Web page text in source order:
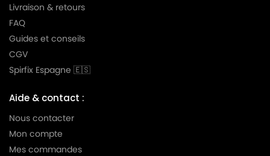
Livraison & retours
FAQ
Guides et conseils
CGV
Spirfix Espagne 🇪🇸
Aide & contact :
Nous contacter
Mon compte
Mes commandes